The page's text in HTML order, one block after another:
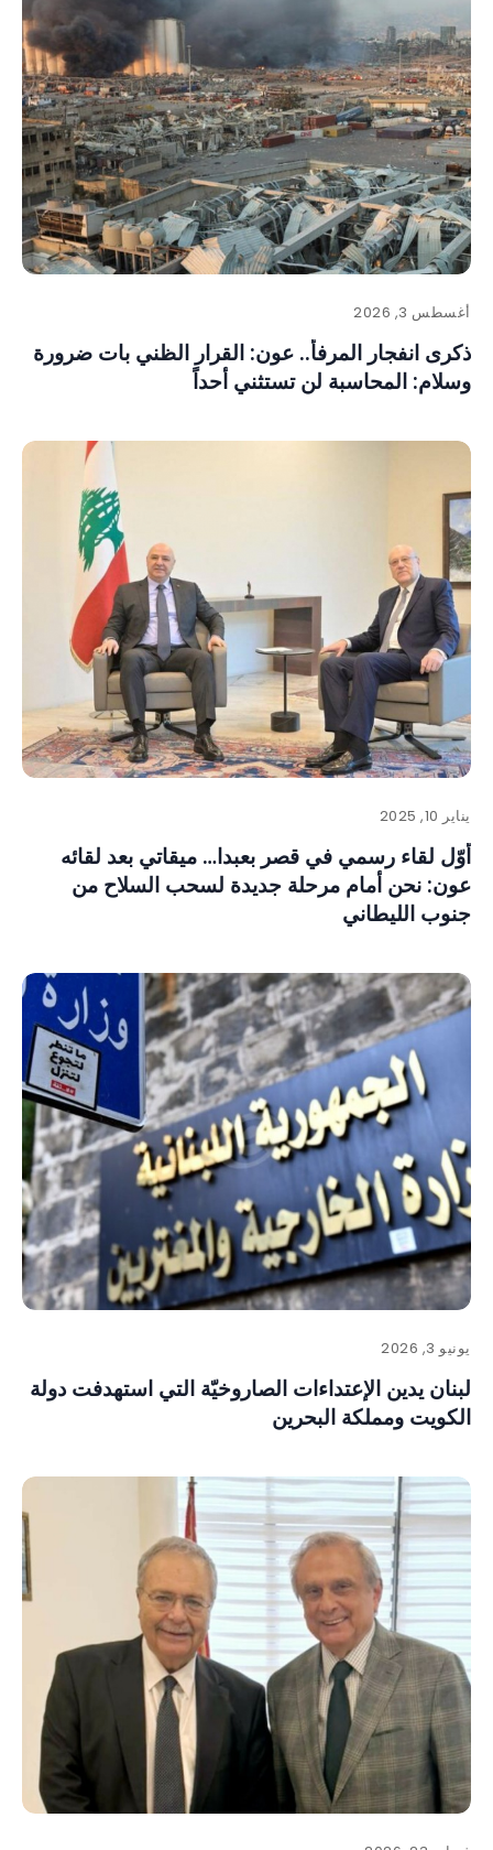
أغسطس 3, 2026
ذكرى انفجار المرفأ.. عون: القرار الظني بات ضرورة
وسلام: المحاسبة لن تستثني أحداً
يناير 10, 2025
أوّل لقاء رسمي في قصر بعبدا… ميقاتي بعد لقائه
عون: نحن أمام مرحلة جديدة لسحب السلاح من
جنوب الليطاني
يونيو 3, 2026
لبنان يدين الإعتداءات الصاروخيّة التي استهدفت دولة
الكويت ومملكة البحرين